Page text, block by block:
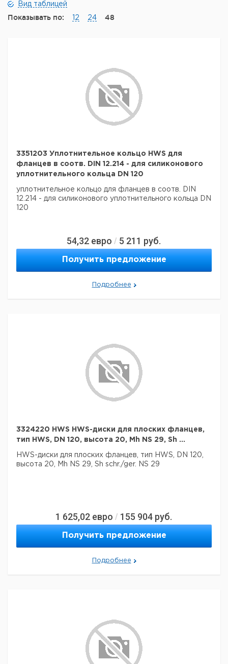
Вид таблицей
Показывать по: 12 24 48
3351203 Уплотнительное кольцо HWS для
фланцев в соотв. DIN 12.214 - для силиконового
уплотнительного кольца DN 120
уплотнительное кольцо для фланцев в соотв. DIN
12.214 - для силиконового уплотнительного кольца DN
120
54,32 евро / 5 211 руб.
Получить предложение
Подробнее
3324220 HWS HWS-диски для плоских фланцев,
тип HWS, DN 120, высота 20, Mh NS 29, Sh ...
HWS-диски для плоских фланцев, тип HWS, DN 120,
высота 20, Mh NS 29, Sh schr./ger. NS 29
1 625,02 евро / 155 904 руб.
Получить предложение
Подробнее